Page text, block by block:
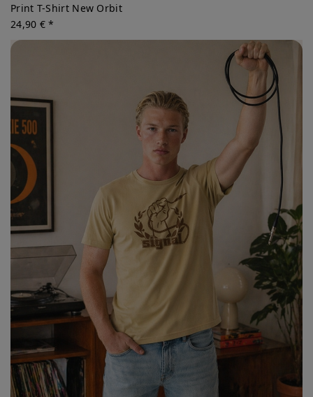
Print T-Shirt New Orbit
24,90 € *